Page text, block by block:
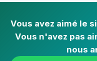
Vous avez aimé le
Vous n'avez pas
nous